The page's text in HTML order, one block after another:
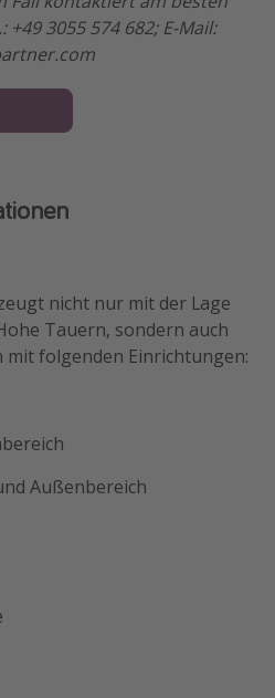
3055 574 682; E-Mail:
nicht nur mit der Lage
Tauern, sondern auch
mit folgenden Einrichtungen:
Außenbereich